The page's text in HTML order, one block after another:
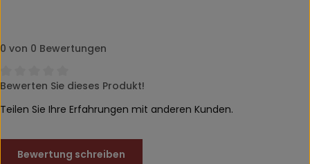
0 von 0 Bewertungen
Durchschnittliche Bewertung von 0 von 5 Sternen
Bewerten Sie dieses Produkt!
Teilen Sie Ihre Erfahrungen mit anderen Kunden.
Bewertung schreiben